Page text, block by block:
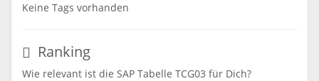
Keine Tags vorhanden
Ranking
Wie relevant ist die SAP Tabelle TCG03 für Dich?